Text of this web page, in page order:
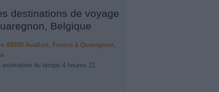
destinations de voyage
Belgique
89200 Avallon, France à Quaregnon,
estimation du temps 4 heures 21